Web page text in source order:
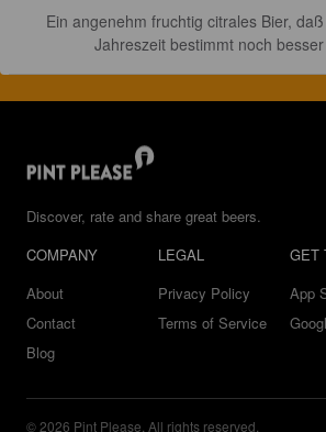
Ein angenehm fruchtig citrales Bier,
Jahreszeit bestimmt noch
Discover, rate and share great beers.
COMPANY
About
Contact
Blog
LEGAL
Privacy Policy
Terms of Service
GET
App
© 2026 Pint Please. All rights reserved.